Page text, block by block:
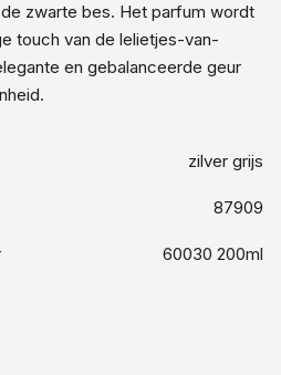
zwarte bes. Het parfum wordt
touch van de lelietjes-van-
en gebalanceerde geur
zilver grijs
87909
60030 200ml